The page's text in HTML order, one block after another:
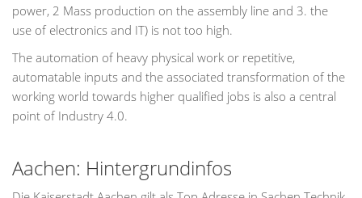
power, 2 Mass production on the assembly line and 3. the
use of electronics and IT) is not too high.
The automation of heavy physical work or repetitive,
automatable inputs and the associated transformation of the
working world towards higher qualified jobs is also a central
point of Industry 4.0.
Aachen: Hintergrundinfos